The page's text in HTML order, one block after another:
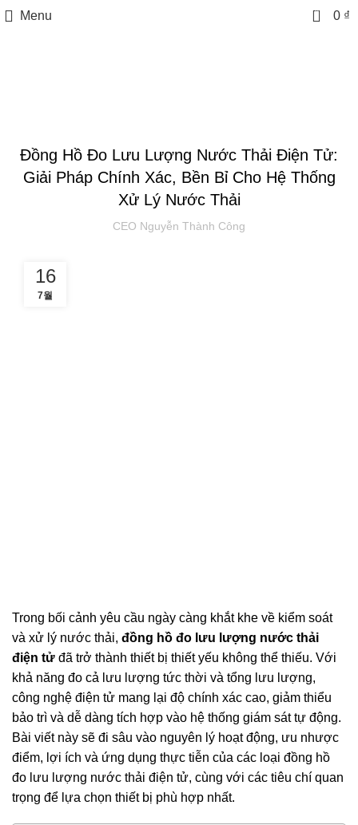
Menu 0 0 ₫
Đồng Hồ Đo Lưu Lượng Nước Thải Điện Tử:
Giải Pháp Chính Xác, Bền Bỉ Cho Hệ Thống
Xử Lý Nước Thải
CEO Nguyễn Thành Công
16
7월
Trong bối cảnh yêu cầu ngày càng khắt khe về kiểm soát
và xử lý nước thải, đồng hồ đo lưu lượng nước thải
điện tử đã trở thành thiết bị thiết yếu không thể thiếu. Với
khả năng đo cả lưu lượng tức thời và tổng lưu lượng,
công nghệ điện tử mang lại độ chính xác cao, giảm thiểu
bảo trì và dễ dàng tích hợp vào hệ thống giám sát tự động.
Bài viết này sẽ đi sâu vào nguyên lý hoạt động, ưu nhược
điểm, lợi ích và ứng dụng thực tiễn của các loại đồng hồ
đo lưu lượng nước thải điện tử, cùng với các tiêu chí quan
trọng để lựa chọn thiết bị phù hợp nhất.